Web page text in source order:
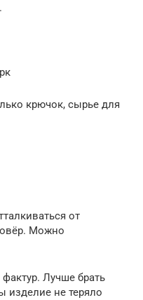
крючок, сырье для
от
Можно
Лучше брать
изделие не теряло